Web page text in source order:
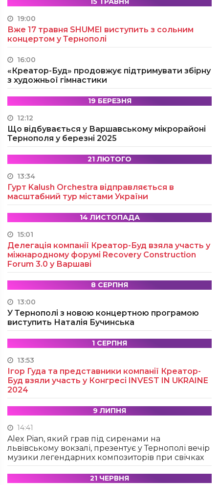
19:00
Вже 17 травня SHUMEI виступить з сольним
концертом у Тернополі
16:00
«Креатор-Буд» продовжує підтримувати збірну
з художньої гімнастики
19 БЕРЕЗНЯ
12:12
Що відбувається у Варшавському мікрорайоні
Тернополя у березні 2025
21 ЛЮТОГО
13:34
Гурт Kalush Orchestra відправляється в
масштабний тур містами України
14 ЛИСТОПАДА
15:01
Делегація компанії Креатор-Буд взяла участь у
міжнародному форумі Recovery Construction
Forum 3.0 у Варшаві
8 СЕРПНЯ
13:00
У Тернополі з новою концертною програмою
виступить Наталія Бучинська
1 СЕРПНЯ
13:53
Ігор Гуда та представники компанії Креатор-
Буд взяли участь у Конгресі INVEST IN UKRAINE
2024
9 ЛИПНЯ
14:41
Alex Pian, який грав під сиренами на
львівському вокзалі, презентує у Тернополі вечір
музики легендарних композиторів при свічках
21 ЧЕРВНЯ